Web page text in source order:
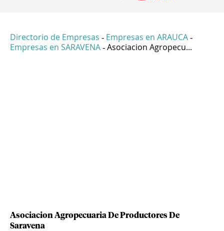
Directorio de Empresas - Empresas en ARAUCA -
Empresas en SARAVENA - Asociacion Agropecu...
Asociacion Agropecuaria De Productores De
Saravena